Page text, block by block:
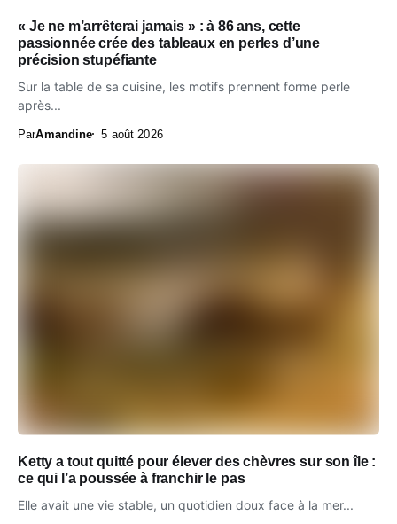
« Je ne m’arrêterai jamais » : à 86 ans, cette
passionnée crée des tableaux en perles d’une
précision stupéfiante
Sur la table de sa cuisine, les motifs prennent forme perle
après...
ParAmandine 5 août 2026
Ketty a tout quitté pour élever des chèvres sur son île :
ce qui l’a poussée à franchir le pas
Elle avait une vie stable, un quotidien doux face à la mer...